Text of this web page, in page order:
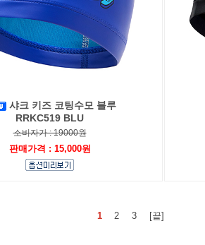
샤크 키즈 코팅수모 블루
RRKC519 BLU
소비자가 : 19000원
판매가격 : 15,000원
1 2 3 [끝]